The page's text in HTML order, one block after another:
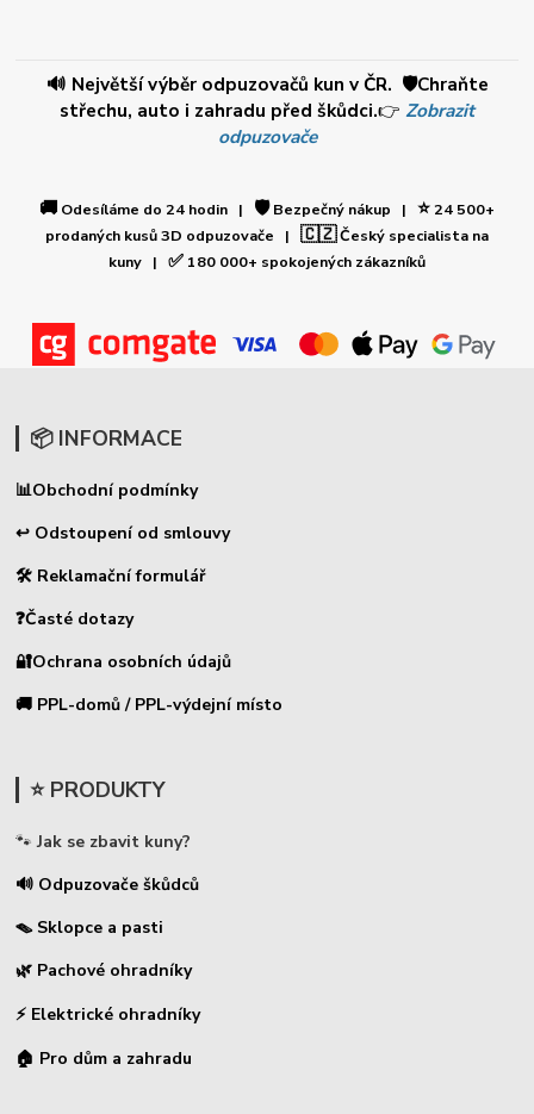
🔊 Největší výběr odpuzovačů kun v ČR. 🛡️Chraňte
střechu, auto i zahradu před škůdci.👉 Zobrazit
odpuzovače
🚚 Odesíláme do 24 hodin | 🛡️Bezpečný nákup | ⭐24 500+
prodaných kusů 3D odpuzovače | 🇨🇿Český specialista na
kuny | ✅ 180 000+ spokojených zákazníků
📦 INFORMACE
📊Obchodní podmínky
↩ Odstoupení od smlouvy
🛠 Reklamační formulář
❓Časté dotazy
🔐Ochrana osobních údajů
🚚 PPL-domů / PPL-výdejní místo
⭐ PRODUKTY
🐾 Jak se zbavit kuny?
🔊 Odpuzovače škůdců
🪤 Sklopce a pasti
🌿 Pachové ohradníky
⚡ Elektrické ohradníky
🏠 Pro dům a zahradu